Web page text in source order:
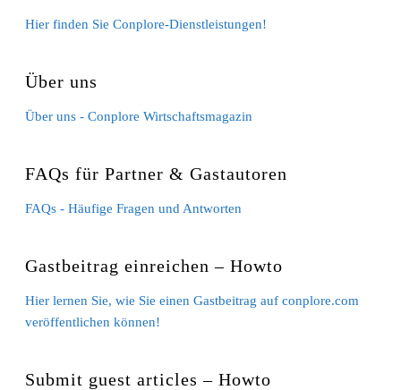
Hier finden Sie Conplore-Dienstleistungen!
Über uns
Über uns - Conplore Wirtschaftsmagazin
FAQs für Partner & Gastautoren
FAQs - Häufige Fragen und Antworten
Gastbeitrag einreichen – Howto
Hier lernen Sie, wie Sie einen Gastbeitrag auf conplore.com
veröffentlichen können!
Submit guest articles – Howto